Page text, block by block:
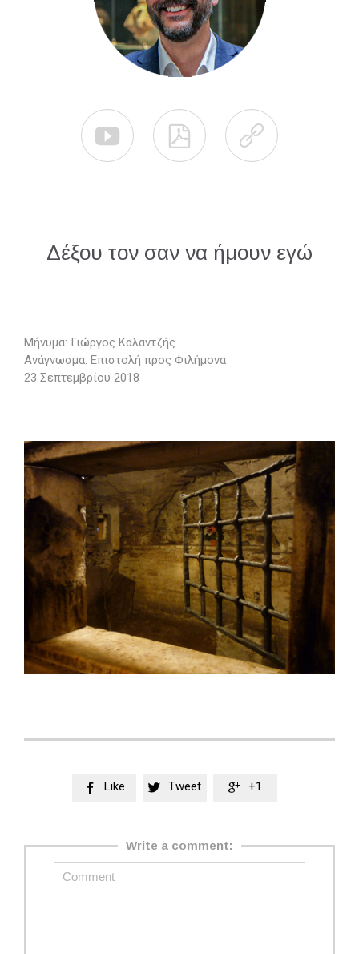
  
Δέξου τον σαν να ήμουν εγώ
Μήνυμα: Γιώργος Καλαντζής
Ανάγνωσμα: Επιστολή προς Φιλήμονα
23 Σεπτεμβρίου 2018
 Like  Tweet  +1
Write a comment: